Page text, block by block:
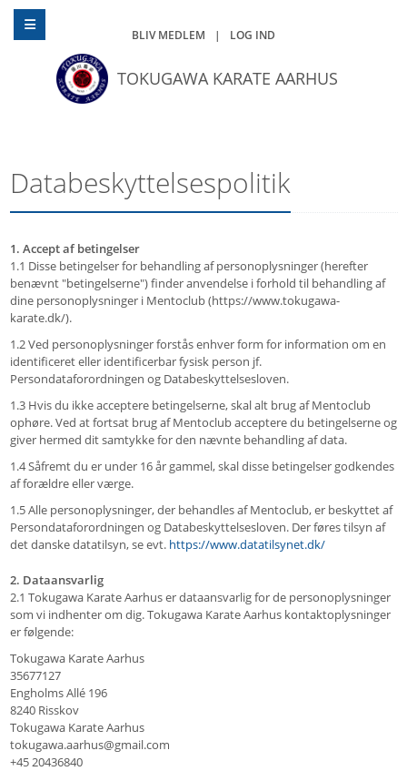
BLIV MEDLEM | LOG IND
TOKUGAWA KARATE AARHUS
Databeskyttelsespolitik
1. Accept af betingelser
1.1 Disse betingelser for behandling af personoplysninger (herefter
benævnt "betingelserne") finder anvendelse i forhold til behandling af
dine personoplysninger i Mentoclub (https://www.tokugawa-
karate.dk/).
1.2 Ved personoplysninger forstås enhver form for information om en
identificeret eller identificerbar fysisk person jf.
Persondataforordningen og Databeskyttelsesloven.
1.3 Hvis du ikke acceptere betingelserne, skal alt brug af Mentoclub
ophøre. Ved at fortsat brug af Mentoclub acceptere du betingelserne og
giver hermed dit samtykke for den nævnte behandling af data.
1.4 Såfremt du er under 16 år gammel, skal disse betingelser godkendes
af forældre eller værge.
1.5 Alle personoplysninger, der behandles af Mentoclub, er beskyttet af
Persondataforordningen og Databeskyttelsesloven. Der føres tilsyn af
det danske datatilsyn, se evt. https://www.datatilsynet.dk/
2. Dataansvarlig
2.1 Tokugawa Karate Aarhus er dataansvarlig for de personoplysninger
som vi indhenter om dig. Tokugawa Karate Aarhus kontaktoplysninger
er følgende:
Tokugawa Karate Aarhus
35677127
Engholms Allé 196
8240 Risskov
Tokugawa Karate Aarhus
tokugawa.aarhus@gmail.com
+45 20436840